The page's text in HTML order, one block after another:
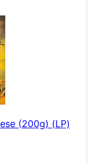
(200g) (LP)